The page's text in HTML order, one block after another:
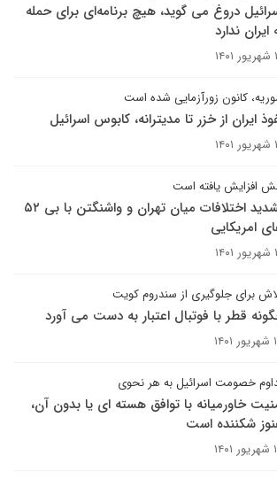
دروغ می گوید، هیچ برنامه‌ای برای حمله
ایران ندارد
کانون زورآزمایی شده است
ایران از خزر تا مدیترانه، کابوس اسرائیل
افزایش یافته است
تشدید اختلافات میان تهران و واشنگتن با بی ۵۲
امریکایی
برای جلوگیری از سندروم کویت
قطر با فوتبال اعتبار به دست می آورد
خصومت اسرائیل به هر نحوی
خاورمیانه با توافق هسته ای یا بدون آن،
شکننده است